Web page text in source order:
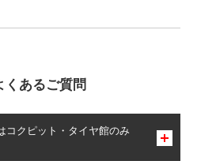
くあるご質問
コクピット・タイヤ館のみ